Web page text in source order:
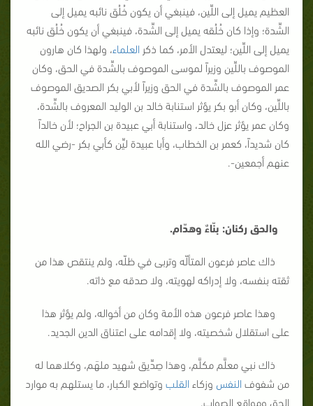
العظيم يميل إلى اللِّين، فينبغي أن يكون خُلُق نائبه يميل إلى
الشِّدة؛ وإذا كان خُلُقه يميل إلى الشِّدة، فينبغي أن يكون خُلُق نائبه
يميل إلى اللِّين؛ ليعتدل الأمر، كما ذكر العلماء، ولهذا كان هارون
الموصوف باللِّين وزيراً لموسى الموصوف بالشِّدة في الحق، وكان
عمر الموصوف بالشِّدة في الحق وزيراً لأبي بكر الصديق الموصوف
باللِّين، وكان أبو بكر يؤثر استنابة خالد بن الوليد المعروف بالشِّدة،
وكان عمر يؤثر عزل خالد، واستنابة أبي عبيدة بن الجراح؛ لأن خالداً
كان شديداً، كعمر بن الخطاب، وأبا عبيدة ليِّن كأبي بكر -رضي الله
عنهم أجمعين-.
والحق ركنان: بنّاءٌ وهدّام.
ذاك عاصر فرعون المتألّه وتربى في ظلّه، ولم ينتقص هذا من
ثقته بنفسه، ولا إدراكه لهويته، ولا صدقه مع ذاته.
وهذا عاصر فرعون هذه الأمة وكان من أخواله، ولم يؤثر هذا
على استقلال شخصيته، ولا إقدامه على اعتناق الدين الجديد.
ذاك نبي معلَّم مكلَّم، وهذا صِدِّيق شهيد ملهَم، وكلاهما له
من شفوف النفس وزكاء القلب وتواضع الكبار، ما يستلهم به موارد
الحق ومواقع الصواب.